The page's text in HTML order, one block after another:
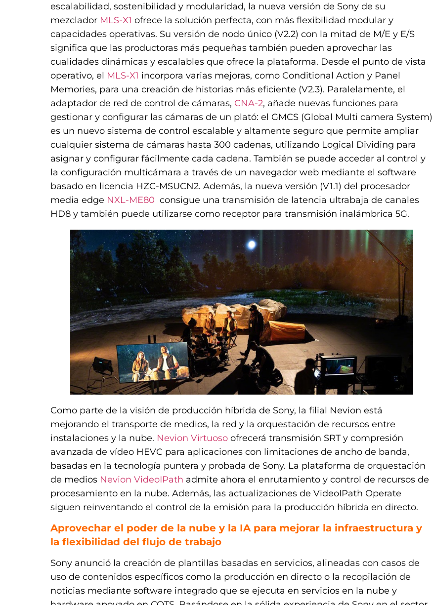
escalabilidad, sostenibilidad y modularidad, la nueva versión de Sony de su
mezclador MLS-X1 ofrece la solución perfecta, con más flexibilidad modular y
capacidades operativas. Su versión de nodo único (V2.2) con la mitad de M/E y E/S
significa que las productoras más pequeñas también pueden aprovechar las
cualidades dinámicas y escalables que ofrece la plataforma. Desde el punto de vista
operativo, el MLS-X1 incorpora varias mejoras, como Conditional Action y Panel
Memories, para una creación de historias más eficiente (V2.3). Paralelamente, el
adaptador de red de control de cámaras, CNA-2, añade nuevas funciones para
gestionar y configurar las cámaras de un plató: el GMCS (Global Multi camera System)
es un nuevo sistema de control escalable y altamente seguro que permite ampliar
cualquier sistema de cámaras hasta 300 cadenas, utilizando Logical Dividing para
asignar y configurar fácilmente cada cadena. También se puede acceder al control y
la configuración multicámara a través de un navegador web mediante el software
basado en licencia HZC-MSUCN2. Además, la nueva versión (V1.1) del procesador
media edge NXL-ME80 consigue una transmisión de latencia ultrabaja de canales
HD8 y también puede utilizarse como receptor para transmisión inalámbrica 5G.
Como parte de la visión de producción híbrida de Sony, la filial Nevion está
mejorando el transporte de medios, la red y la orquestación de recursos entre
instalaciones y la nube. Nevion Virtuoso ofrecerá transmisión SRT y compresión
avanzada de vídeo HEVC para aplicaciones con limitaciones de ancho de banda,
basadas en la tecnología puntera y probada de Sony. La plataforma de orquestación
de medios Nevion VideoIPath admite ahora el enrutamiento y control de recursos de
procesamiento en la nube. Además, las actualizaciones de VideoIPath Operate
siguen reinventando el control de la emisión para la producción híbrida en directo.
Aprovechar el poder de la nube y la IA para mejorar la infraestructura y
la flexibilidad del flujo de trabajo
Sony anunció la creación de plantillas basadas en servicios, alineadas con casos de
uso de contenidos específicos como la producción en directo o la recopilación de
noticias mediante software integrado que se ejecuta en servicios en la nube y